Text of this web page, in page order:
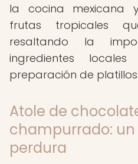
la cocina mexicana
frutas tropicales
resaltando la
ingredientes
preparación de
Atole de
champurrado:
perdura